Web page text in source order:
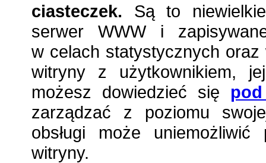
ciasteczek. Są to
serwer WWW i
w celach statystycznych
witryny z użytkownikiem,
możesz dowiedzieć się
zarządzać z poziomu
obsługi może
witryny.